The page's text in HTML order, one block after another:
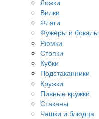
Ложки
Вилки
Фляги
Фужеры и бокалы
Рюмки
Стопки
Кубки
Подстаканники
Кружки
Пивные кружки
Стаканы
Чашки и блюдца